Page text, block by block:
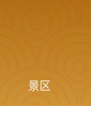
景区